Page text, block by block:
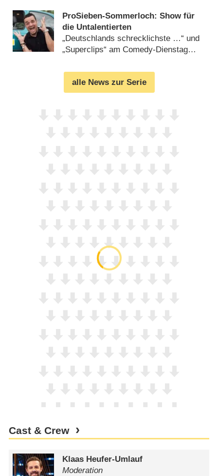
ProSieben-Sommerloch: Show für
die Untalentierten
„Deutschlands schrecklichste …“ und
„Superclips“ am Comedy-Dienstag
alle News zur Serie
Cast & Crew
Klaas Heufer-Umlauf
Moderation